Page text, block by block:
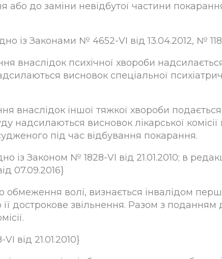
або до заміни невідбутої частини
із Законами № 4652-VI від 13.04.2012, №
внаслідок психічної хвороби
висновок спеціальної
внаслідок іншої тяжкої хвороби
висновок лікарської
під час відбування покарання.
із Законом № 1828-VI від 21.01.2010; в
07.09.2016}
волі, визнається інвалідом
дострокове звільнення. Разом з
від 21.01.2010}